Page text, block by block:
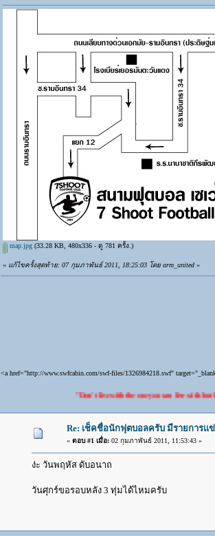
map.jpg(33.28 KB, 480x336 - ดู 781 ครั้ง.)
« แก้ไขครั้งสุดท้าย: 07 กุมภาพันธ์ 2011, 18:25:03 โดย arm_united»
<a href="http://www.swfcabin.com/swf-files/1326984218.swf"
"Don't live with the one you can live with but live with
Re: เช็คชื่อนักฟุตบอลครับ มีรายการแ
« ตอบ #1 เมื่อ:02 กุมภาพันธ์ 2011, 11:53:43 »
ง่ะ วันพฤหัส ดับอนาถ
วันศุกร์ขอรอบหลัง 3 ทุ่มได้ไหมครับ